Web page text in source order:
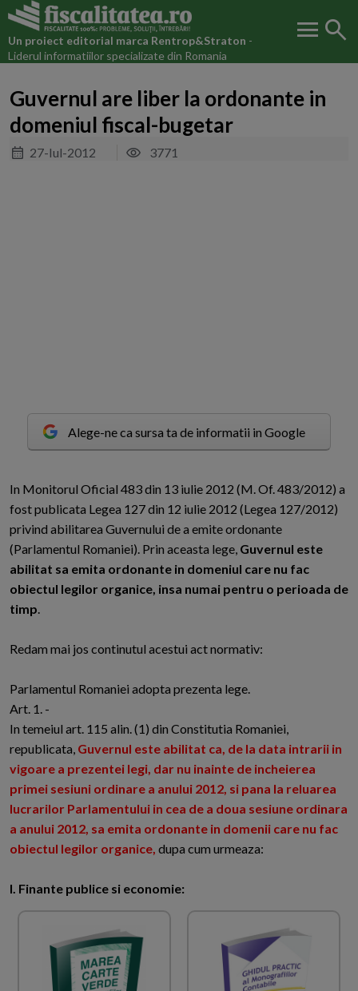
Un proiect editorial marca Rentrop&Straton -
Liderul informatiilor specializate din Romania
menu search
Guvernul are liber la ordonante in
domeniul fiscal-bugetar
27-Iul-2012 3771
Alege-ne ca sursa ta de informatii in Google
In Monitorul Oficial 483 din 13 iulie 2012 (M. Of. 483/2012) a
fost publicata Legea 127 din 12 iulie 2012 (Legea 127/2012)
privind abilitarea Guvernului de a emite ordonante
(Parlamentul Romaniei). Prin aceasta lege, Guvernul este
abilitat sa emita ordonante in domeniul care nu fac
obiectul legilor organice, insa numai pentru o perioada de
timp.
Redam mai jos continutul acestui act normativ:
Parlamentul Romaniei adopta prezenta lege.
Art. 1. -
In temeiul art. 115 alin. (1) din Constitutia Romaniei,
republicata, Guvernul este abilitat ca, de la data intrarii in
vigoare a prezentei legi, dar nu inainte de incheierea
primei sesiuni ordinare a anului 2012, si pana la reluarea
lucrarilor Parlamentului in cea de a doua sesiune ordinara
a anului 2012, sa emita ordonante in domenii care nu fac
obiectul legilor organice, dupa cum urmeaza:
I. Finante publice si economie: